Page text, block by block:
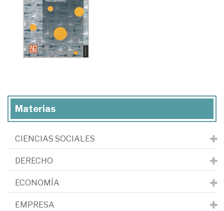
Materias
CIENCIAS SOCIALES
DERECHO
ECONOMÍA
EMPRESA